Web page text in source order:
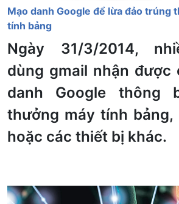
Mạo danh Google để lừa đảo trúng
tính bảng
Ngày 31/3/2014,
dùng gmail nhận được
danh Google thông
thưởng máy tính bảng,
hoặc các thiết bị khác.